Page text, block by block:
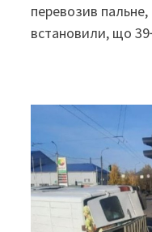
перевозив пальне,
встановили, що